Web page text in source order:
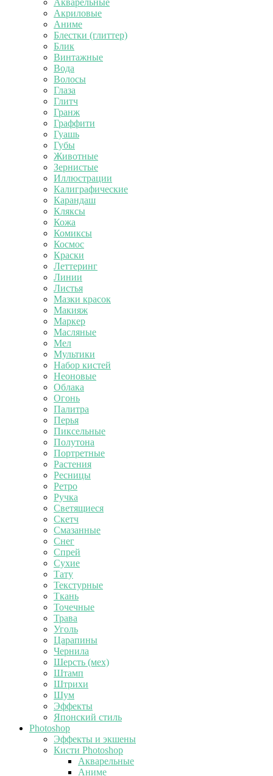
Акварельные
Акриловые
Аниме
Блестки (глиттер)
Блик
Винтажные
Вода
Волосы
Глаза
Глитч
Гранж
Граффити
Гуашь
Губы
Животные
Зернистые
Иллюстрации
Калиграфические
Карандаш
Кляксы
Кожа
Комиксы
Космос
Краски
Леттеринг
Линии
Листья
Мазки красок
Макияж
Маркер
Масляные
Мел
Мультики
Набор кистей
Неоновые
Облака
Огонь
Палитра
Перья
Пиксельные
Полутона
Портретные
Растения
Ресницы
Ретро
Ручка
Светящиеся
Скетч
Смазанные
Снег
Спрей
Сухие
Тату
Текстурные
Ткань
Точечные
Трава
Уголь
Царапины
Чернила
Шерсть (мех)
Штамп
Штрихи
Шум
Эффекты
Японский стиль
Photoshop
Эффекты и экшены
Кисти Photoshop
Акварельные
Аниме